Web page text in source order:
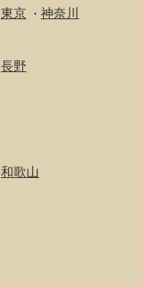
東京 ・ 神奈川
長野
和歌山